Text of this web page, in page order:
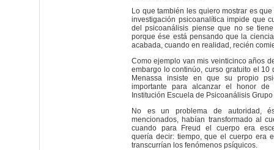
Lo que también les quiero mostrar es
investigación psicoanalítica impide que
del psicoanálisis piense que no se
porque ése está pensando que la
acabada, cuando en realidad, recién
Como ejemplo van mis veinticinco años
embargo lo continúo, curso gratuito el 10
Menassa insiste en que su propio
importante para alcanzar el honor
Institución Escuela de Psicoanálisis
No es un problema de autoridad,
mencionados, habían transformado al
cuando para Freud el cuerpo era
quería decir: tiempo, que el cuerpo era
transcurrían los fenómenos psíquicos.